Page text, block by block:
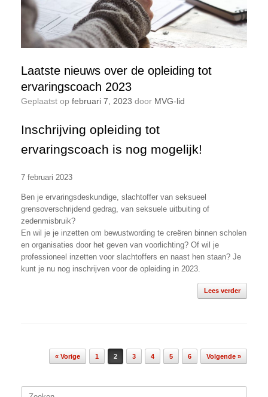
Laatste nieuws over de opleiding tot
ervaringscoach 2023
Geplaatst op februari 7, 2023 door MVG-lid
Inschrijving opleiding tot
ervaringscoach is nog mogelijk!
7 februari 2023
Ben je ervaringsdeskundige, slachtoffer van seksueel
grensoverschrijdend gedrag, van seksuele uitbuiting of
zedenmisbruik?
En wil je je inzetten om bewustwording te creëren binnen scholen
en organisaties door het geven van voorlichting? Of wil je
professioneel inzetten voor slachtoffers en naast hen staan? Je
kunt je nu nog inschrijven voor de opleiding in 2023.
Lees verder
Bericht navigatie
« Vorige 1 2 3 4 5 6 Volgende »
Zoeken